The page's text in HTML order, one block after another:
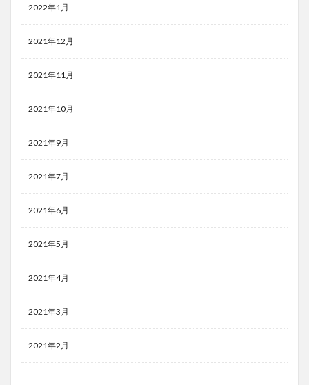
2022年1月
2021年12月
2021年11月
2021年10月
2021年9月
2021年7月
2021年6月
2021年5月
2021年4月
2021年3月
2021年2月